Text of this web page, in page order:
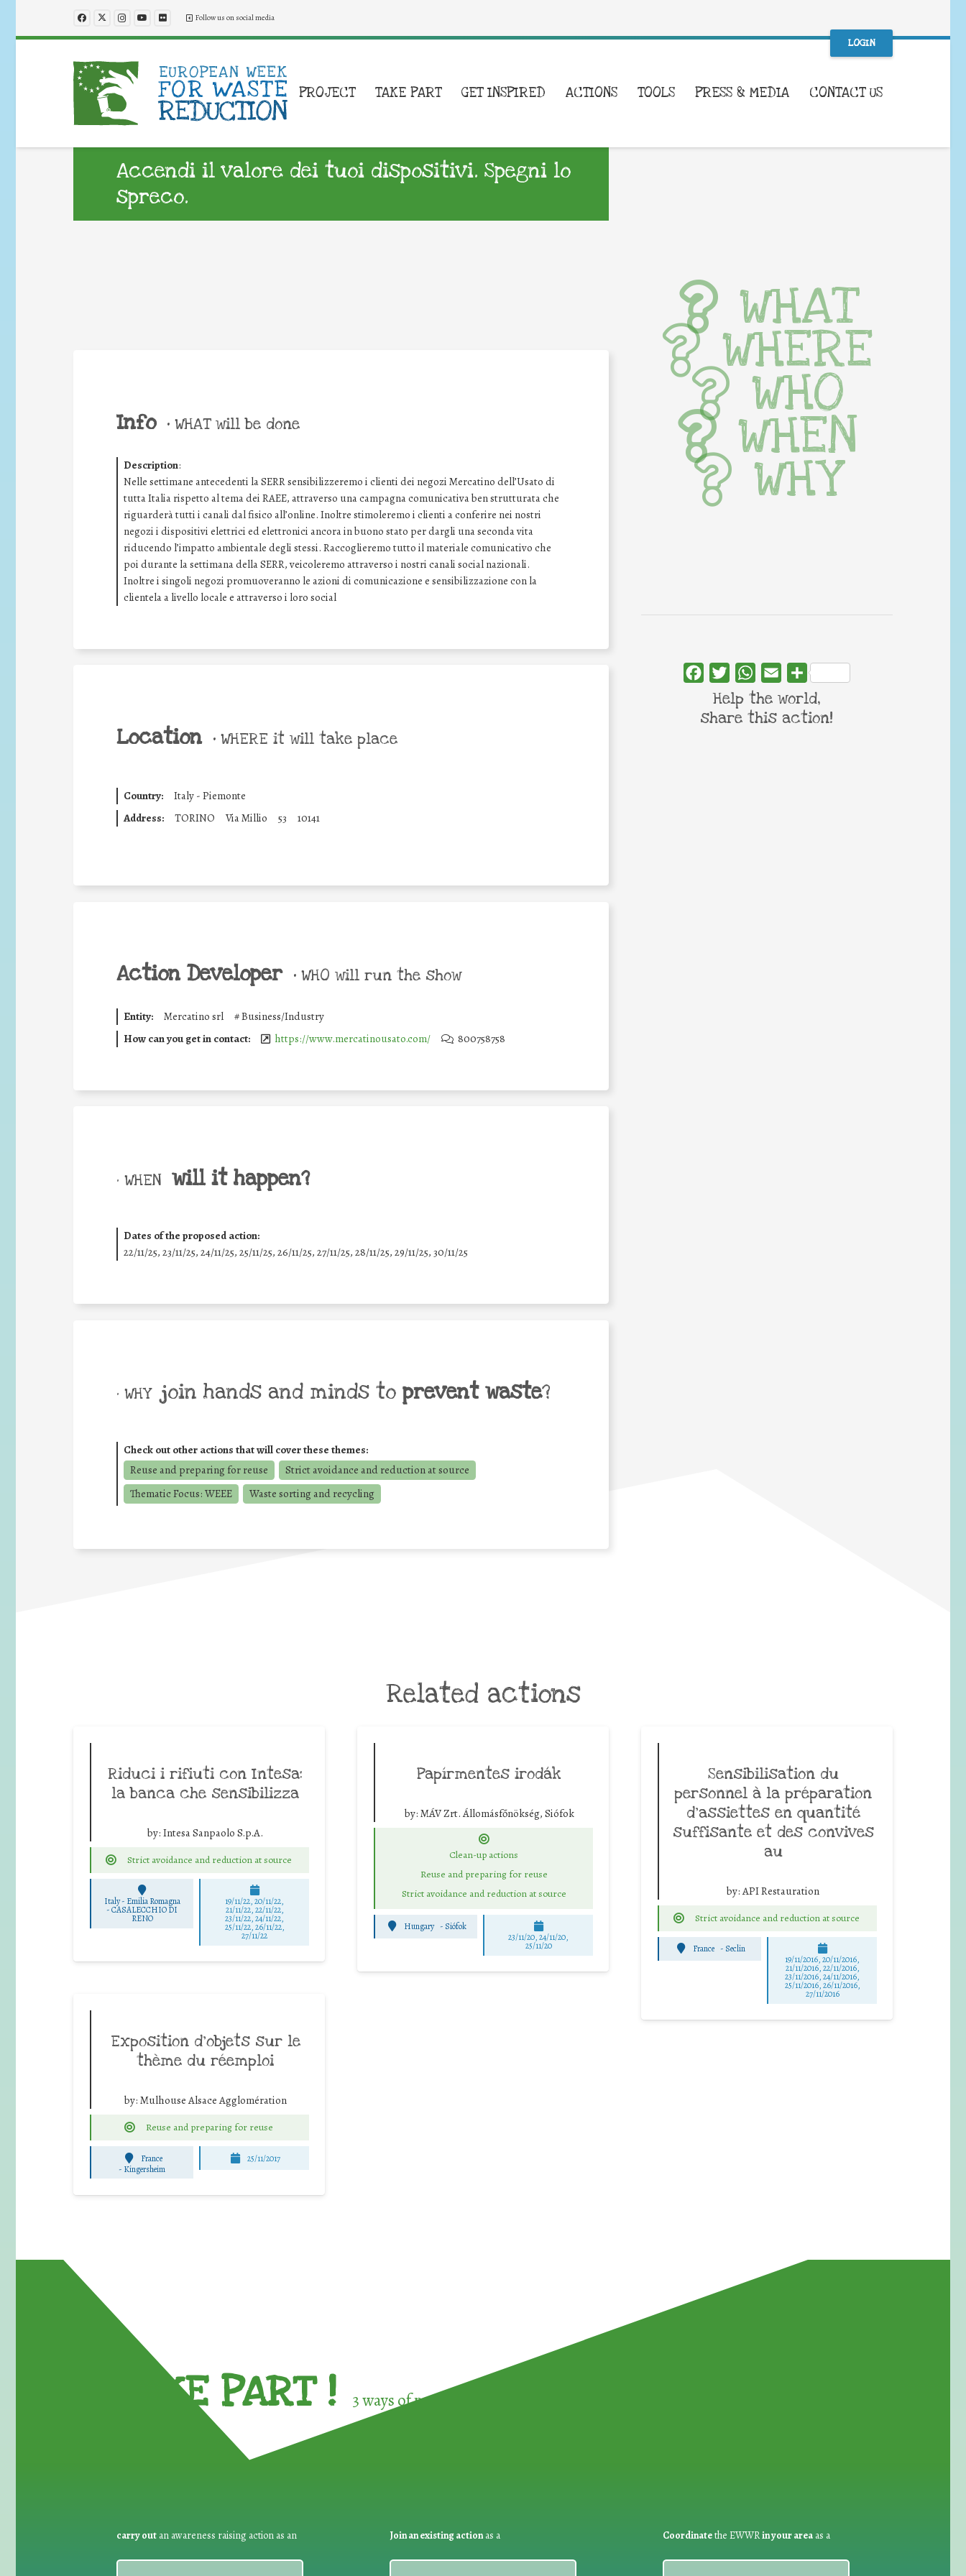
Follow us on social media
LOGIN
PROJECT TAKE PART GET INSPIRED ACTIONS TOOLS PRESS & MEDIA CONTACT US
Accendi il valore dei tuoi dispositivi. Spegni lo
spreco.
Info • WHAT will be done
Description:
Nelle settimane antecedenti la SERR sensibilizzeremo i clienti dei negozi Mercatino dell’Usato di
tutta Italia rispetto al tema dei RAEE, attraverso una campagna comunicativa ben strutturata che
riguarderà tutti i canali dal fisico all’online. Inoltre stimoleremo i clienti a conferire nei nostri
negozi i dispositivi elettrici ed elettronici ancora in buono stato per dargli una seconda vita
riducendo l’impatto ambientale degli stessi. Raccoglieremo tutto il materiale comunicativo che
poi durante la settimana della SERR, veicoleremo attraverso i nostri canali social nazionali.
Inoltre i singoli negozi promuoveranno le azioni di comunicazione e sensibilizzazione con la
clientela a livello locale e attraverso i loro social
Location • WHERE it will take place
Country:
Italy - Piemonte
Address:
TORINO Via Millio 53 10141
Action Developer • WHO will run the show
Entity: Mercatino srl #Business/Industry
How can you get in contact:
https://www.mercatinousato.com/ 800758758
• WHEN will it happen?
Dates of the proposed action:
22/11/25, 23/11/25, 24/11/25, 25/11/25, 26/11/25, 27/11/25, 28/11/25, 29/11/25, 30/11/25
• WHY join hands and minds to prevent waste?
Check out other actions that will cover these themes:
Reuse and preparing for reuse
Strict avoidance and reduction at source
Thematic Focus: WEEE
Waste sorting and recycling
WHAT
WHERE
WHO
WHEN
WHY
FacebookTwitterWhatsApp
Email Share
Help the world,
share this action!
Related actions
Riduci i rifiuti con Intesa:
la banca che sensibilizza
by: Intesa Sanpaolo S.p.A.
Strict avoidance and reduction at source
Italy - Emilia Romagna
-CASALECCHIO DI
RENO
19/11/22, 20/11/22,
21/11/22, 22/11/22,
23/11/22, 24/11/22,
25/11/22, 26/11/22,
27/11/22
Papírmentes irodák
by: MÁV Zrt. Állomásfőnökség, Siófok
Clean-up actions
Reuse and preparing for reuse
Strict avoidance and reduction at source
Hungary - Siófok
23/11/20, 24/11/20,
25/11/20
Sensibilisation du
personnel à la préparation
d’assiettes en quantité
suffisante et des convives
au
by:API Restauration
Strict avoidance and reduction at source
France - Seclin
19/11/2016, 20/11/2016,
21/11/2016, 22/11/2016,
23/11/2016, 24/11/2016,
25/11/2016, 26/11/2016,
27/11/2016
Exposition d’objets sur le
thème du réemploi
by: Mulhouse Alsace Agglomération
Reuse and preparing for reuse
France
- Kingersheim
25/11/2017
TAKE PART ! 3 ways of participating in the
carry out an awareness raising action as an Join an existing actionas a Coordinatethe EWWRin your areaas a